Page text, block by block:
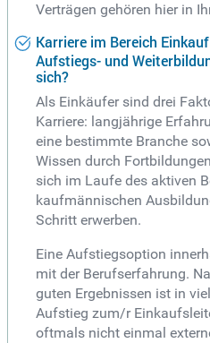
Verträgen gehören hier in
Karriere im Bereich
Aufstiegs- und
sich?
Als Einkäufer sind drei
Karriere: langjährige
eine bestimmte Branche
Wissen durch
sich im Laufe des aktiven
kaufmännischen
Schritt erwerben.
Eine Aufstiegsoption
mit der Berufserfahrung.
guten Ergebnissen ist in
Aufstieg zum/r
oftmals nicht einmal